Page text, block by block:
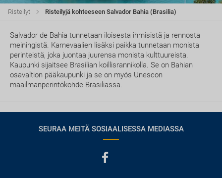
Risteilyjä kohteeseen Salvador Bahia (Brasilia)
Risteilyt
Salvador de Bahia tunnetaan iloisesta ihmisistä ja rennosta
meiningistä. Karnevaalien lisäksi paikka tunnetaan monista
perinteistä, joka juontaa juurensa monista kulttuureista.
Kaupunki sijaitsee Brasilian koillisrannikolla. Se on Bahian
osavaltion pääkaupunki ja se on myós Unescon
maailmanperintökohde Brasiliassa.
SEURAA MEITÄ SOSIAALISESSA MEDIASSA